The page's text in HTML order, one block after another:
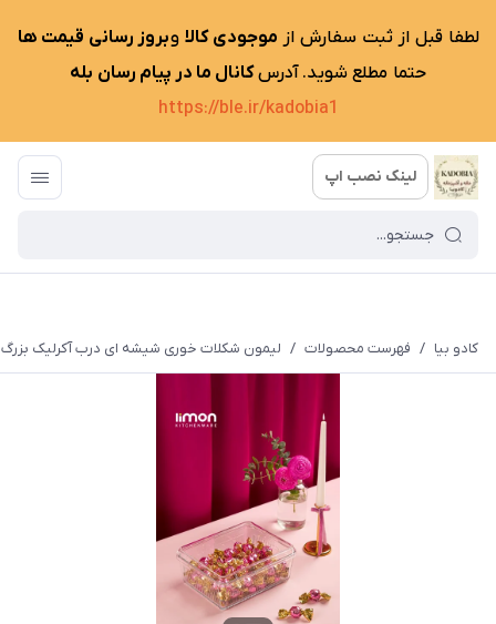
لطفا قبل از ثبت سفارش از موجودی کالا وبروز رسانی قیمت ها
حتما مطلع شوید. آدرسکانال ما در پیام رسان بله
https://ble.ir/kadobia1
لینک نصب اپ
کادو بیا / فهرست محصولات / لیمون شکلات خوری شیشه ای درب آکرلیک بزرگ کد